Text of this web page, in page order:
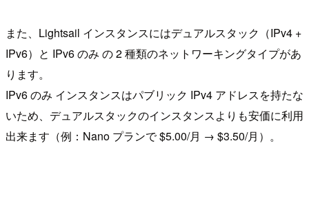
また、Lightsail インスタンスにはデュアルスタック（IPv4 +
IPv6）と IPv6 のみ の 2 種類のネットワーキングタイプがあ
ります。
IPv6 のみ インスタンスはパブリック IPv4 アドレスを持たな
いため、デュアルスタックのインスタンスよりも安価に利用
出来ます（例：Nano プランで $5.00/月 → $3.50/月）。